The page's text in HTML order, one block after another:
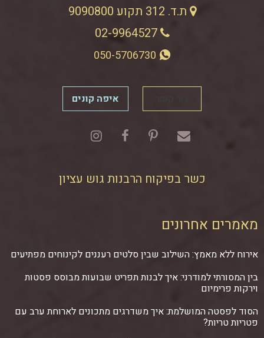
ת.ד. 312 תקוע 9090800
02-9964527
איפה קונים
כשר בפיקוח הרבנות גוש עציון
מאמרים אחרונים
אירוח ללא מאמץ: השילוב שבין סלטים רעננים לקינוחים מפתיעים
בין המסורתי למודרני: איך לבנות תפריט שבועות מבוסס פסטות
וירקות פרימיום
הסוד לפסטה המושלמת: איך משדרגים מתכונים לארוחת ערב עם
פטריות טריות?